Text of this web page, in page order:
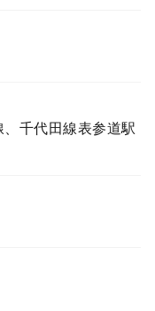
千代田線表参道駅